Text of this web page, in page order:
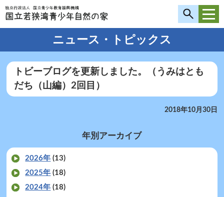
ニュース・トピックス
トビーブログを更新しました。（うみはとも
だち（山編）2回目）
2018年10月30日
年別アーカイブ
2026年 (13)
2025年 (18)
2024年 (18)